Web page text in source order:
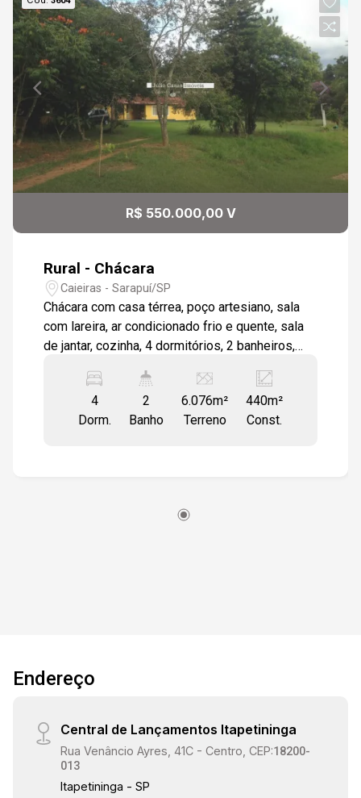
R$ 550.000,00 V
Rural - Chácara
Caieiras - Sarapuí/SP
Chácara com casa térrea, poço artesiano, sala
com lareira, ar condicionado frio e quente, sala
de jantar, cozinha, 4 dormitórios, 2 banheiros,
churrasqueira, garagem e banheiro, possui
também uma construção fechada onde era
usado para serralheria. Possui uma flora
4
Dorm.
2
Banho
6.076m²
Terreno
440m²
Const.
Endereço
Central de Lançamentos Itapetininga
Rua Venâncio Ayres, 41C - Centro, CEP:18200-
013
Itapetininga - SP